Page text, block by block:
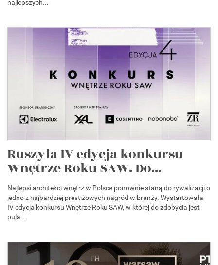
najlepszych...
Ruszyła IV edycja konkursu
Wnętrze Roku SAW. Do...
Najlepsi architekci wnętrz w Polsce ponownie staną do rywalizacji o
jedno z najbardziej prestiżowych nagród w branży. Wystartowała
IV edycja konkursu Wnętrze Roku SAW, w której do zdobycia jest
pula...